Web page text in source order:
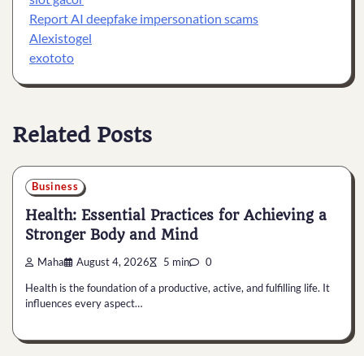
Report AI deepfake impersonation scams
Alexistogel
exototo
Related Posts
Business
Health: Essential Practices for Achieving a
Stronger Body and Mind
Maha August 4, 2026 5 min 0
Health is the foundation of a productive, active, and fulfilling life. It
influences every aspect…